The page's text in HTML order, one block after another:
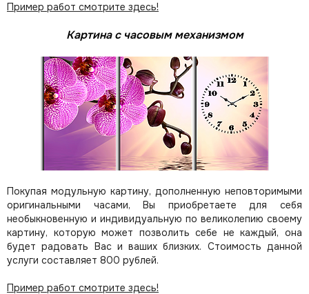
Пример работ смотрите здесь!
Картина с часовым механизмом
Покупая модульную картину, дополненную неповторимыми
оригинальными часами, Вы приобретаете для себя
необыкновенную и индивидуальную по великолепию своему
картину, которую может позволить себе не каждый, она
будет радовать Вас и ваших близких. Стоимость данной
услуги составляет 800 рублей.
Пример работ смотрите здесь!